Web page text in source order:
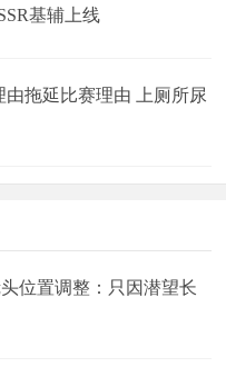
基辅上线
由拖延比赛理由 上厕所尿
头位置调整：只因潜望长